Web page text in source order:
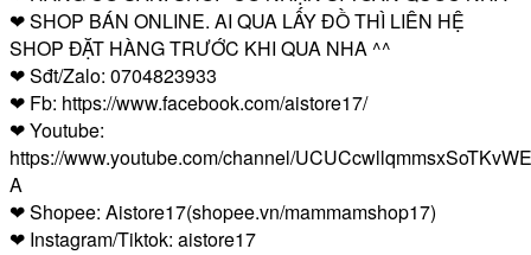
❤ SHOP BÁN ONLINE. AI QUA LẤY ĐỒ THÌ LIÊN HỆ
SHOP ĐẶT HÀNG TRƯỚC KHI QUA NHA ^^
❤ Sđt/Zalo: 0704823933
❤ Fb: https://www.facebook.com/aistore17/
❤ Youtube:
https://www.youtube.com/channel/
A
❤ Shopee: Aistore17(shopee.vn/mammamshop17)
❤ Instagram/Tiktok: aistore17